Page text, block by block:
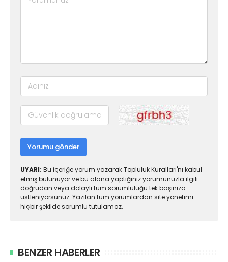
Yorumu gönder
UYARI: Bu içeriğe yorum yazarak Topluluk Kuralları'nı kabul
etmiş bulunuyor ve bu alana yaptığınız yorumunuzla ilgili
doğrudan veya dolaylı tüm sorumluluğu tek başınıza
üstleniyorsunuz. Yazılan tüm yorumlardan site yönetimi
hiçbir şekilde sorumlu tutulamaz.
BENZER HABERLER